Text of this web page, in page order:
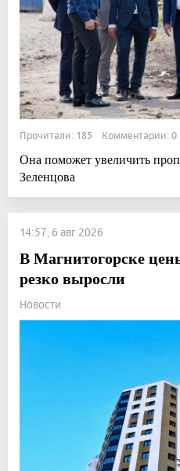
Прочитали: 185 Комментарии: 0
Она поможет увеличить
Зеленцова
14:57, 6 авг 2026
В Магнитогорске
резко выросли
Новости